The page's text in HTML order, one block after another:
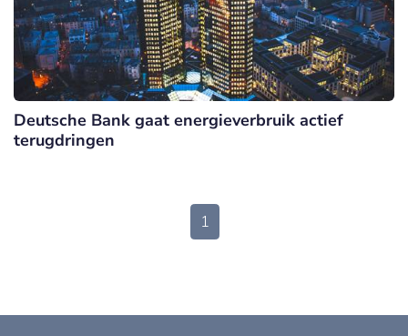
Deutsche Bank gaat energieverbruik actief
terugdringen
1